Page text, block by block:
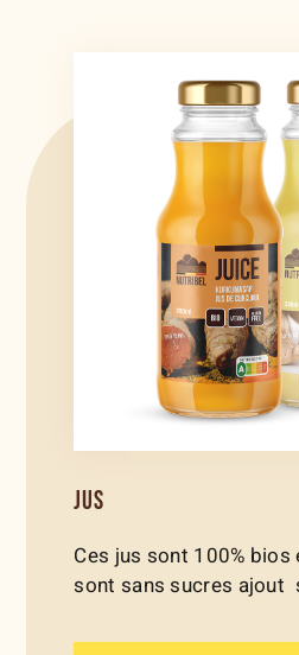
JUS
Ces jus sont 100%
sont sans sucres ajout